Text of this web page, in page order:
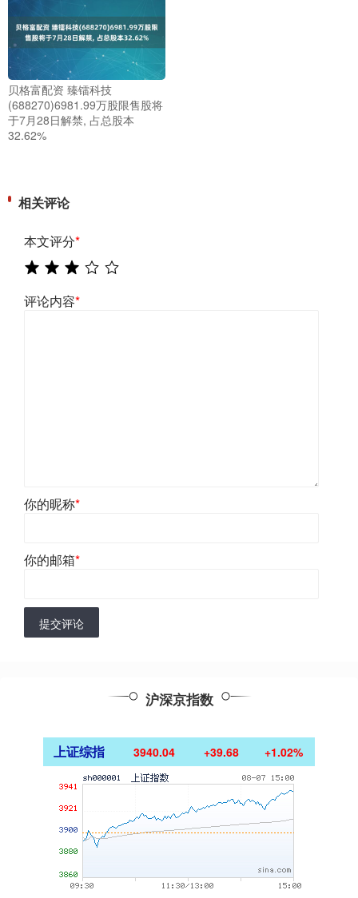
贝格富配资 臻镭科技
(688270)6981.99万股限售股将
于7月28日解禁, 占总股本
32.62%
相关评论
本文评分*
评论内容*
你的昵称*
你的邮箱*
提交评论
沪深京指数
上证综指 3940.04 +39.68 +1.02%